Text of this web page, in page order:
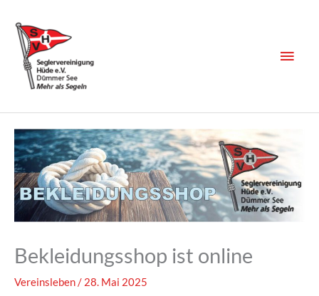
Inhalt
springen
Bekleidungsshop ist online
Vereinsleben/ 28. Mai 2025